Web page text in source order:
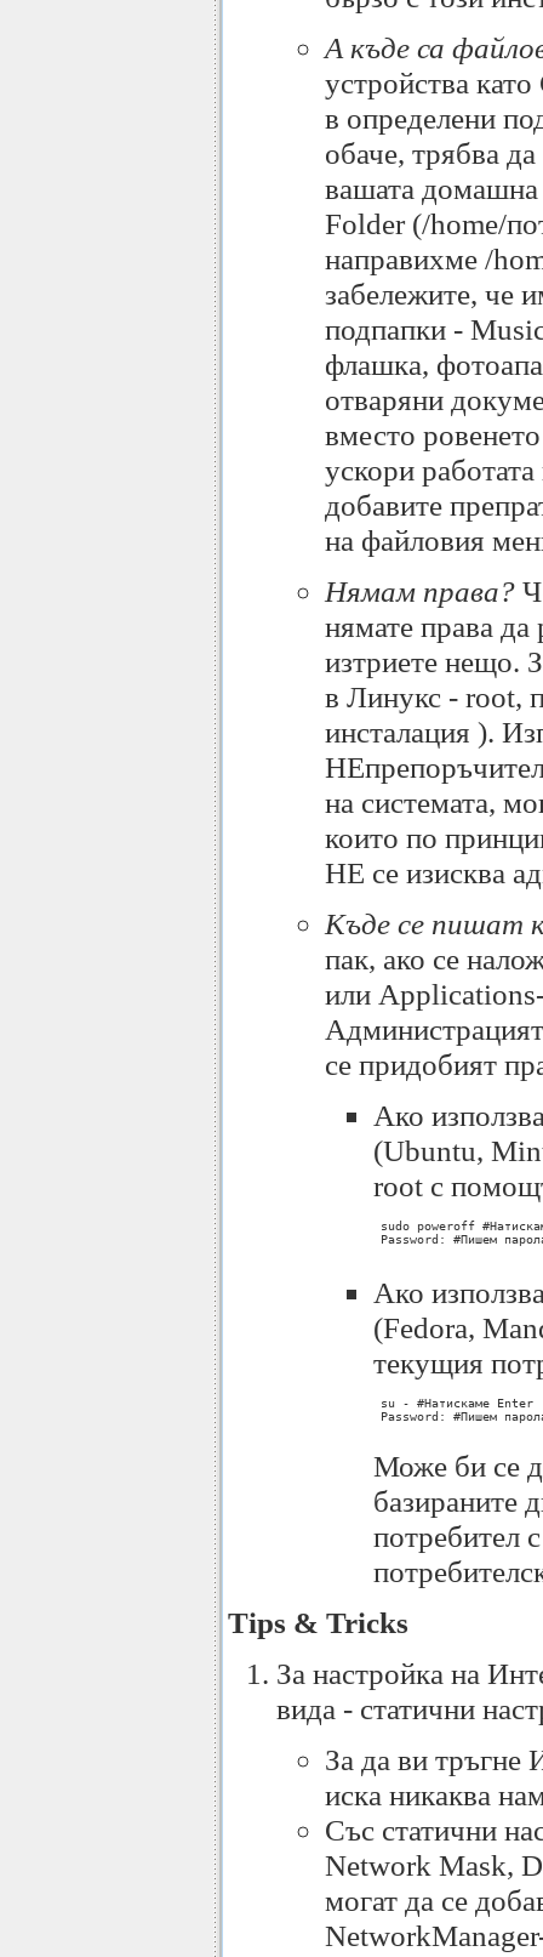
А къде са
устройства
в определени
обаче, трябва
вашата домашна
Folder (/home/
направихме /
забележите, че
подпапки -
флашка,
отваряни
вместо
ускори
добавите
на файловия
Нямам права?
нямате права
изтриете нещо.
в Линукс - root,
инсталация ).
на системата,
които по
НЕ се изисква
Къде се пишат
пак, ако се
или
се придобият
Aко
(Ubuntu,
root с
sudo poweroff
Password: #Пишем
Ако
(Fedora,
текущия
su - #Натискаме Enter
Password: #Пишем
Може би се
базираните
потребител
Tips & Tricks
За настройка на
вида - статични
За да ви тръгне
иска никаква
Със статични
Network Mask,
могат да се